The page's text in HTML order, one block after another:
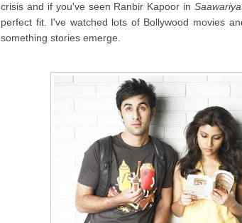
crisis and if you've seen Ranbir Kapoor in Saawariya
perfect fit. I've watched lots of Bollywood movies
something stories emerge.